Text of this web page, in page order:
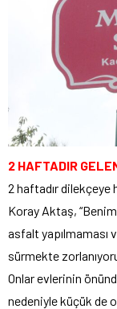
2 HAFTADIR
2 haftadır dilekçeye
Koray Aktaş,
asfalt yapılmaması
sürmekte
Onlar evlerinin
nedeniyle küçük de